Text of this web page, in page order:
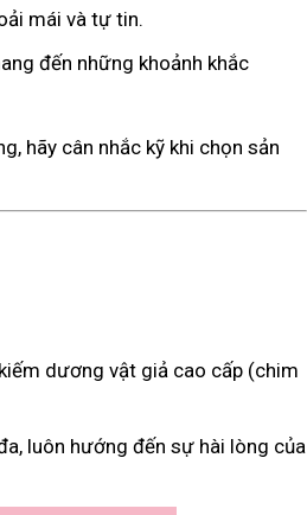
mái và tự tin.
đến những khoảnh khắc
hãy cân nhắc kỹ khi chọn sản
dương vật giả cao cấp (chim
luôn hướng đến sự hài lòng của